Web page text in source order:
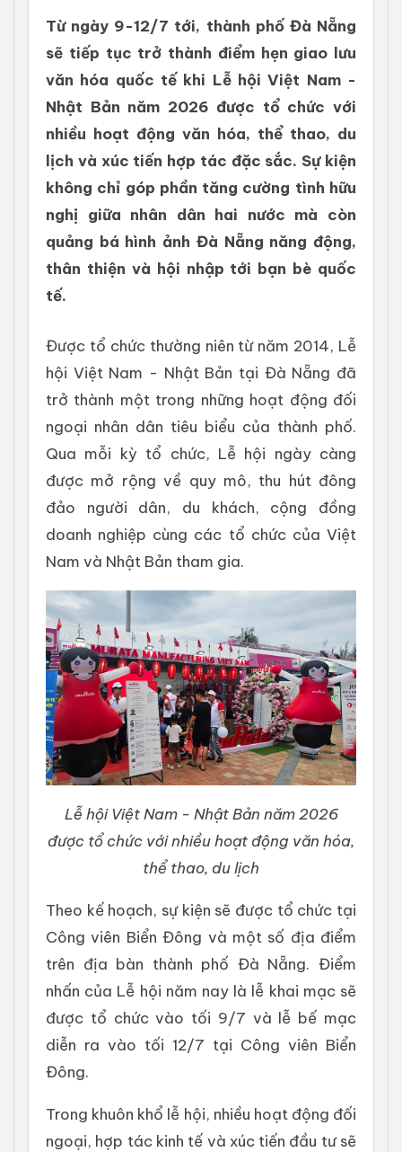
Từ ngày 9-12/7 tới, thành phố Đà Nẵng
sẽ tiếp tục trở thành điểm hẹn giao lưu
văn hóa quốc tế khi Lễ hội Việt Nam -
Nhật Bản năm 2026 được tổ chức với
nhiều hoạt động văn hóa, thể thao, du
lịch và xúc tiến hợp tác đặc sắc. Sự kiện
không chỉ góp phần tăng cường tình hữu
nghị giữa nhân dân hai nước mà còn
quảng bá hình ảnh Đà Nẵng năng động,
thân thiện và hội nhập tới bạn bè quốc
tế.
Được tổ chức thường niên từ năm 2014, Lễ
hội Việt Nam - Nhật Bản tại Đà Nẵng đã
trở thành một trong những hoạt động đối
ngoại nhân dân tiêu biểu của thành phố.
Qua mỗi kỳ tổ chức, Lễ hội ngày càng
được mở rộng về quy mô, thu hút đông
đảo người dân, du khách, cộng đồng
doanh nghiệp cùng các tổ chức của Việt
Nam và Nhật Bản tham gia.
Lễ hội Việt Nam - Nhật Bản năm 2026
được tổ chức với nhiều hoạt động văn hóa,
thể thao, du lịch
Theo kế hoạch, sự kiện sẽ được tổ chức tại
Công viên Biển Đông và một số địa điểm
trên địa bàn thành phố Đà Nẵng. Điểm
nhấn của Lễ hội năm nay là lễ khai mạc sẽ
được tổ chức vào tối 9/7 và lễ bế mạc
diễn ra vào tối 12/7 tại Công viên Biển
Đông.
Trong khuôn khổ lễ hội, nhiều hoạt động đối
ngoại, hợp tác kinh tế và xúc tiến đầu tư sẽ